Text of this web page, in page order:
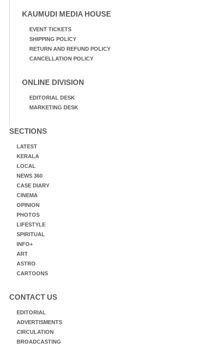
KAUMUDI MEDIA HOUSE
EVENT TICKETS
SHIPPING POLICY
RETURN AND REFUND POLICY
CANCELLATION POLICY
ONLINE DIVISION
EDITORIAL DESK
MARKETING DESK
SECTIONS
LATEST
KERALA
LOCAL
NEWS 360
CASE DIARY
CINEMA
OPINION
PHOTOS
LIFESTYLE
SPIRITUAL
INFO+
ART
ASTRO
CARTOONS
CONTACT US
EDITORIAL
ADVERTISMENTS
CIRCULATION
BROADCASTING